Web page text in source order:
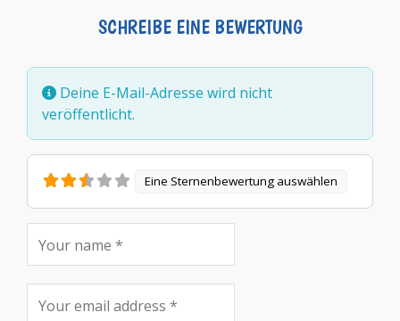
SCHREIBE EINE BEWERTUNG
Deine E-Mail-Adresse wird nicht
veröffentlicht.
Eine Sternenbewertung auswählen